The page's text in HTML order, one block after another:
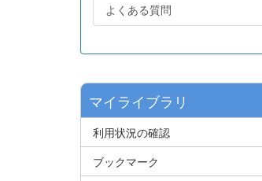
よくある質問
マイライブラリ
利用状況の確認
ブックマーク